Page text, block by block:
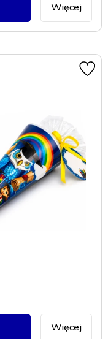
Więcej
Więcej